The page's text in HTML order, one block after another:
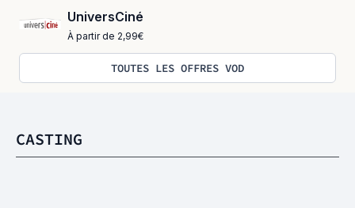
UniversCiné
À partir de 2,99€
TOUTES LES OFFRES VOD
CASTING